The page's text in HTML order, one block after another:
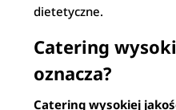
dietetyczne.
Catering
oznacza?
Catering wysokiej